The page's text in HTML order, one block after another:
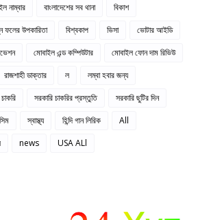
নাম্বার
বাংলাদেশের সব থানা
বিকাশ
ফলের উপকারিতা বিশ্বকাপ ভিসা
ভোটার আইডি
মোবাইল এন্ড কম্পিউটার
মোবাইল ফোন দাম রিভিউ
রাজশাহী ডাক্তার ল
লম্বা হবার জন্য
সরকারি চাকরির প্রস্তুতি
সরকারি ছুটির দিন
স্বাস্থ্য হিন্দি গান লিরিক
All
news USA ALl